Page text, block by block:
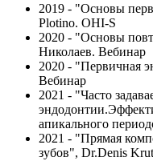
2019 - "Основы
Plotino. OHI-S
2020 - "Основы
Николаев. Вебинар
2020 - "Первичная
Вебинар
2021 - "Часто
апикального
2021 - "Прямая
зубов", Dr.Denis